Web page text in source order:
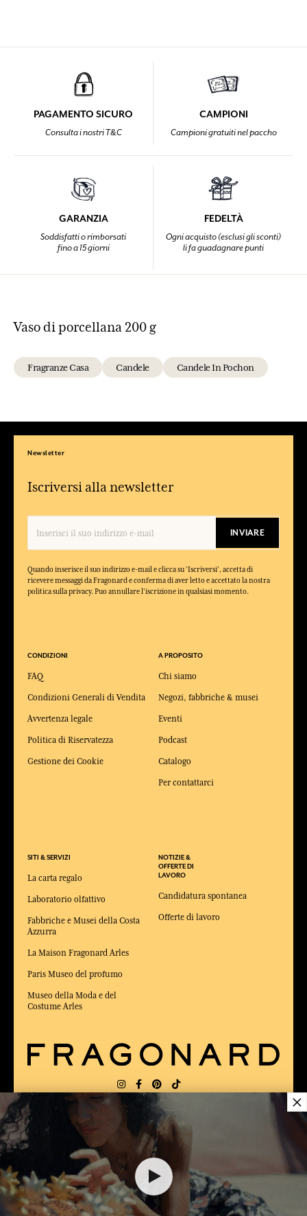
$ 40.60 $ 58.00
PAGAMENTO SICURO
Consulta i nostri T&C
CAMPIONI
Campioni gratuiti nel paccho
GARANZIA
Soddisfatti o rimborsati
fino a 15 giorni
FEDELTÀ
Ogni acquisto (esclusi gli sconti)
li fa guadagnare punti
Vaso di porcellana 200 g
Fragranze Casa Candele Candele In Pochon
Newsletter
Iscriversi alla newsletter
INVIARE
Quando inserisce il suo indirizzo e-mail e clicca su 'Iscriversi', accetta di
ricevere messaggi da Fragonard e conferma di aver letto e accettato la nostra
politica sulla privacy. Puo annullare l'iscrizione in qualsiasi momento.
CONDIZIONI
FAQ
Condizioni Generali di Vendita
Avvertenza legale
Politica di Riservatezza
Gestione dei Cookie
SITI & SERVIZI
La carta regalo
Laboratorio olfattivo
Fabbriche e Musei della Costa
Azzurra
La Maison Fragonard Arles
Paris Museo del profumo
Museo della Moda e del
Costume Arles
A PROPOSITO
Chi siamo
Negozi, fabbriche & musei
Eventi
Podcast
Catalogo
Per contattarci
NOTIZIE &
OFFERTE DI
LAVORO
Candidatura spontanea
Offerte di lavoro
CONSEGNA: LINGUA:
ELETTO MIGLIOR SITO DI COMMERCIO
×